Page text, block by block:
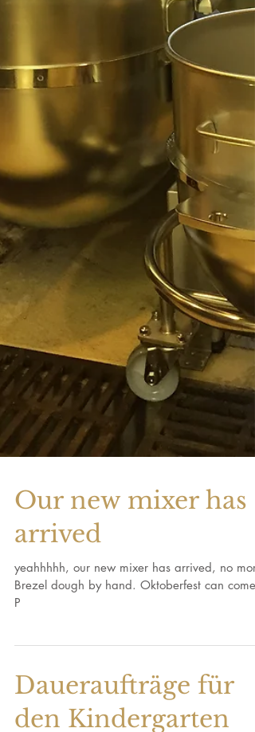
arrived
yeahhhhh, our new mixer has arrived, no more
Brezel dough by hand. Oktoberfest can come
P